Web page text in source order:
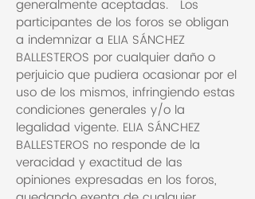
generalmente aceptadas. Los
participantes de los foros se obligan
a indemnizar a ELIA SÁNCHEZ
BALLESTEROS por cualquier daño o
perjuicio que pudiera ocasionar por el
uso de los mismos, infringiendo estas
condiciones generales y/o la
legalidad vigente. ELIA SÁNCHEZ
BALLESTEROS no responde de la
veracidad y exactitud de las
opiniones expresadas en los foros,